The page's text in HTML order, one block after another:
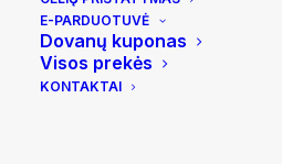
E-PARDUOTUVĖ
Dovanų kuponas
Visos prekės
KONTAKTAI